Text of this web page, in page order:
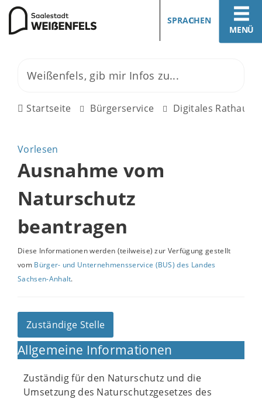
MENÜ
SPRACHEN
Startseite Bürgerservice Digitales Rathaus
Vorlesen
Ausnahme vom
Naturschutz
beantragen
Diese Informationen werden (teilweise) zur Verfügung gestellt
vom Bürger- und Unternehmensservice (BUS) des Landes
Sachsen-Anhalt.
Zuständige Stelle
Allgemeine Informationen
Zuständig für den Naturschutz und die
Umsetzung des Naturschutzgesetzes des